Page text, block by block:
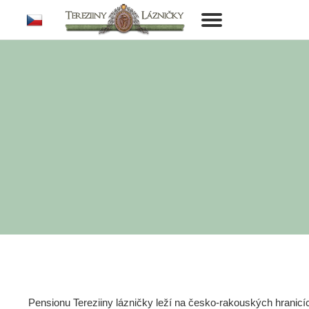
Toggle
Pensionu Tereziiny lázničky leží na česko-rakouských